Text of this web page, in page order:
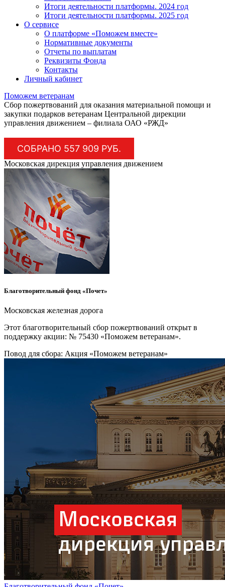
Итоги деятельности платформы. 2024 год
Итоги деятельности платформы. 2025 год
О сервисе
О платформе «Поможем вместе»
Нормативные документы
Отчеты по выплатам
Реквизиты Фонда
Контакты
Личный кабинет
Поможем ветеранам
Сбор пожертвований для оказания материальной помощи и
закупки подарков ветеранам Центральной дирекции
управления движением – филиала ОАО «РЖД»
СОБРАНО 557 909 РУБ.
Московская дирекция управления движением
Благотворительный фонд «Почет»
Московская железная дорога
Этот благотворительный сбор пожертвований открыт в
поддержку акции: № 75430 «Поможем ветеранам».
Повод для сбора: Акция «Поможем ветеранам»